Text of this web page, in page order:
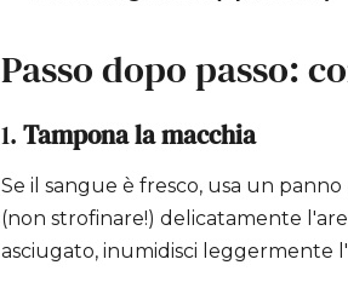
Passo dopo passo:
1. Tampona la macchia
Se il sangue è fresco, usa un
(non strofinare!) delicatamente
asciugato, inumidisci leggermente